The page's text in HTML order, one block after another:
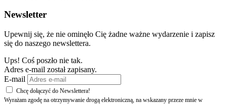
Newsletter
Upewnij się, że nie ominęło Cię żadne ważne wydarzenie i zapisz
się do naszego newslettera.
Ups! Coś poszło nie tak.
Adres e-mail został zapisany.
E-mail
Chcę dołączyć do Newslettera!
Wyrażam zgodę na otrzymywanie drogą elektroniczną, na wskazany przeze mnie w